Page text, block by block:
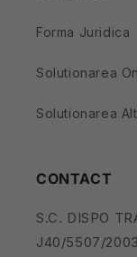
Forma Juridica
Solutionarea
Solutionarea
CONTACT
S.C. DISPO
J40/5507/2003